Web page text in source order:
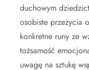
duchowym
osobiste przeżycia
konkretne runy ze
tożsamość
uwagę na sztukę